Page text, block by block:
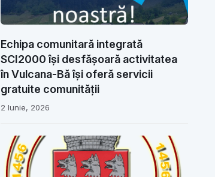
Echipa comunitară integrată
SCI2000 își desfășoară activitatea
în Vulcana-Bă își oferă servicii
gratuite comunității
2 Iunie, 2026